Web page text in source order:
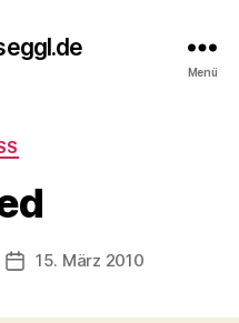
Menü
Veröffentlichungsdatum
15. März 2010